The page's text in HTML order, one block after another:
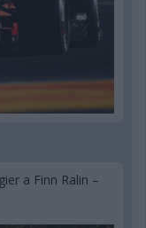
a Finn Ralin –